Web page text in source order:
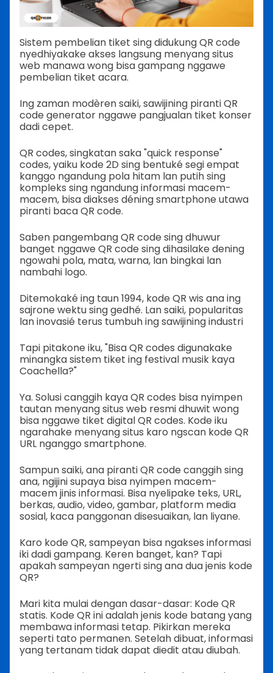
Sistem pembelian tiket sing didukung QR code
nyedhiyakake akses langsung menyang situs
web manawa wong bisa gampang nggawe
pembelian tiket acara.
Ing zaman modèren saiki, sawijining piranti QR
code generator nggawe pangjualan tiket konser
dadi cepet.
QR codes, singkatan saka "quick response"
codes, yaiku kode 2D sing bentuké segi empat
kanggo ngandung pola hitam lan putih sing
kompleks sing ngandung informasi macem-
macem, bisa diakses déning smartphone utawa
piranti baca QR code.
Saben pangembang QR code sing dhuwur
banget nggawe QR code sing dihasilake dening
ngowahi pola, mata, warna, lan bingkai lan
nambahi logo.
Ditemokaké ing taun 1994, kode QR wis ana ing
sajrone wektu sing gedhé. Lan saiki, popularitas
lan inovasié terus tumbuh ing sawijining industri
Tapi pitakone iku, "Bisa QR codes digunakake
minangka sistem tiket ing festival musik kaya
Coachella?"
Ya. Solusi canggih kaya QR codes bisa nyimpen
tautan menyang situs web resmi dhuwit wong
bisa nggawe tiket digital QR codes. Kode iku
ngarahake menyang situs karo ngscan kode QR
URL nganggo smartphone.
Sampun saiki, ana piranti QR code canggih sing
ana, ngijini supaya bisa nyimpen macem-
macem jinis informasi. Bisa nyelipake teks, URL,
berkas, audio, video, gambar, platform media
sosial, kaca panggonan disesuaikan, lan liyane.
Karo kode QR, sampeyan bisa ngakses informasi
iki dadi gampang. Keren banget, kan? Tapi
apakah sampeyan ngerti sing ana dua jenis kode
QR?
Mari kita mulai dengan dasar-dasar: Kode QR
statis. Kode QR ini adalah jenis kode batang yang
membawa informasi tetap. Pikirkan mereka
seperti tato permanen. Setelah dibuat, informasi
yang tertanam tidak dapat diedit atau diubah.